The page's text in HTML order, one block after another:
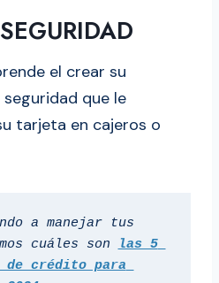
el crear su
que le
tarjeta en cajeros o
a manejar tus
cuáles son
las 5
crédito para